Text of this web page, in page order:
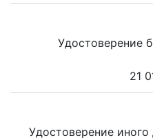
Удостоверение
21
Удостоверение